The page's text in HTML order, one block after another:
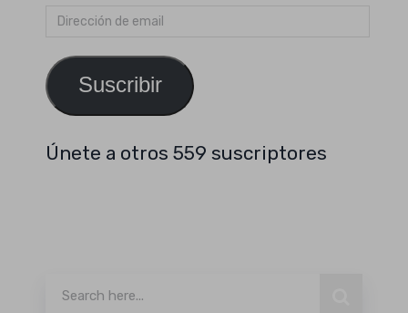
Dirección
de
Suscribir
Únete a otros 559 suscriptores